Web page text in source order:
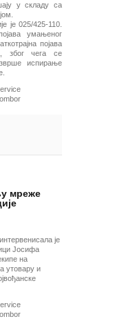
у складу са
је 025/425-110.
умањеног
појава
због чега се
испирање
мреже
је
Јосифа
на
утовару и